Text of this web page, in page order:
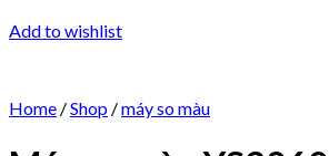
Add to wishlist
Home /Shop /máy so màu